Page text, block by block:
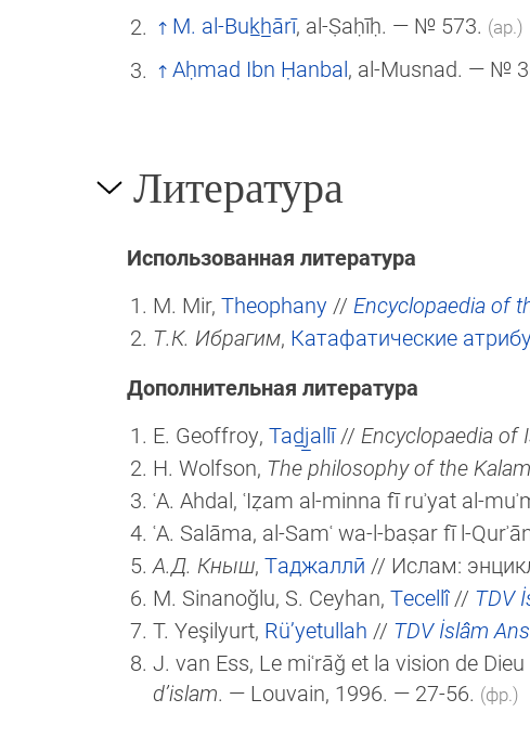
M. al-Buk̲h̲ārī, al-Ṣaḥīḥ. — № 573. (ар.)
Aḥmad Ibn Ḥanbal, al-Musnad. — №
Литература
Использованная литература
M. Mir, Theophany // Encyclopaedia of
Т.К. Ибрагим, Катафатические
Дополнительная литература
E. Geoffroy, Tad̲j̲allī// Encyclopaedia of
H. Wolfson, The philosophy of the Kalam
ʿA. Ahdal, ʿIẓam al-minna fī ruʾyat al-
ʿA. Salāma, al-Samʿ wa-l-baṣar fī l-
А.Д. Кныш, Таджаллӣ // Ислам:
M. Sinanoğlu, ‪S. Ceyhan, Tecellî// TDV
T. Yeşilyurt, Rü’yetullah // TDV İslâm
J. van Ess, Le miʿrāǧ et la vision de
d’islam. — Louvain, 1996. — 27-56. (фр.)